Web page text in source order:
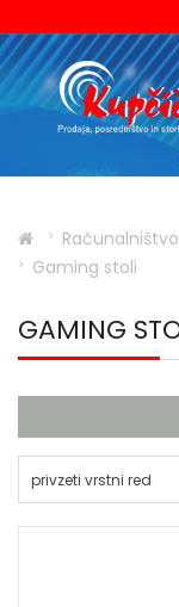
Gaming stoli
GAMING
privzeti vrstni red